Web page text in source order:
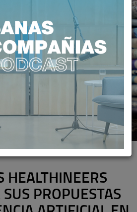
DE PRENSA
HEALTHINEERS
PROPUESTAS